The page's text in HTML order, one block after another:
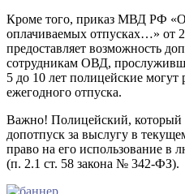
Кроме того, приказ МВД РФ
оплачиваемых отпусках…» от
предоставляет возможность
сотрудникам ОВД,
5 до 10 лет полицейские могут
ежегодного отпуска.
Важно! Полицейский, который
допотпуск за выслугу в
право на его использование в
(п. 2.1 ст. 58 закона № 342-ФЗ).